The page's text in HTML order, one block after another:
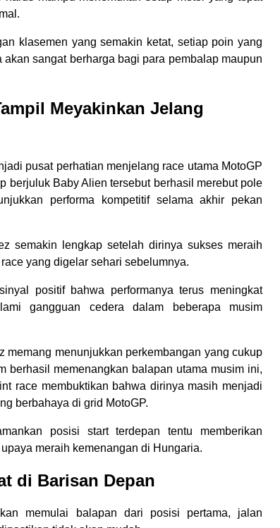
klasemen yang semakin ketat, setiap poin yang
sangat berharga bagi para pembalap maupun
Meyakinkan Jelang
pusat perhatian menjelang race utama MotoGP
berjuluk Baby Alien tersebut berhasil merebut pole
performa kompetitif selama akhir pekan
semakin lengkap setelah dirinya sukses meraih
yang digelar sehari sebelumnya.
positif bahwa performanya terus meningkat
gangguan cedera dalam beberapa musim
memang menunjukkan perkembangan yang cukup
berhasil memenangkan balapan utama musim ini,
race membuktikan bahwa dirinya masih menjadi
berbahaya di grid MotoGP.
posisi start terdepan tentu memberikan
meraih kemenangan di Hungaria.
di Barisan Depan
memulai balapan dari posisi pertama, jalan